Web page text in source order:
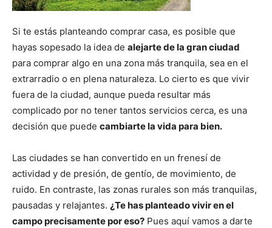
Si te estás planteando comprar casa, es posible que
hayas sopesado la idea de alejarte de la gran ciudad
para comprar algo en una zona más tranquila, sea en el
extrarradio o en plena naturaleza. Lo cierto es que vivir
fuera de la ciudad, aunque pueda resultar más
complicado por no tener tantos servicios cerca, es una
decisión que puede cambiarte la vida para bien.
Las ciudades se han convertido en un frenesí de
actividad y de presión, de gentío, de movimiento, de
ruido. En contraste, las zonas rurales son más tranquilas,
pausadas y relajantes. ¿Te has planteado vivir en el
campo precisamente por eso? Pues aquí vamos a darte